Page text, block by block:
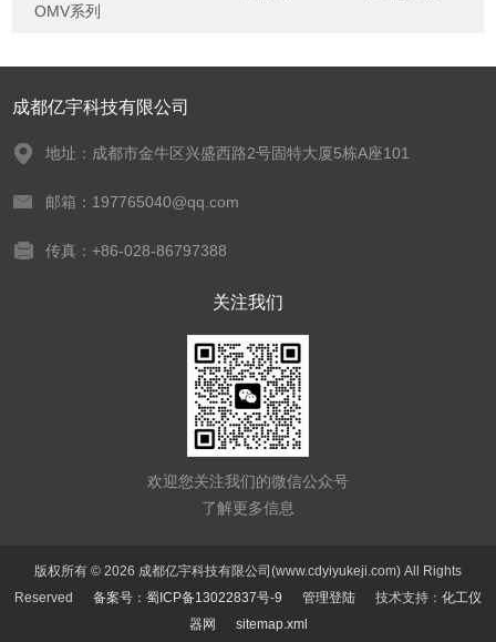
OMV系列
成都亿宇科技有限公司
地址：成都市金牛区兴盛西路2号固特大厦5栋A座101
邮箱：197765040@qq.com
传真：+86-028-86797388
关注我们
欢迎您关注我们的微信公众号
了解更多信息
版权所有 © 2026 成都亿宇科技有限公司(www.cdyiyukeji.com) All Rights
Reserved 备案号：蜀ICP备13022837号-9 管理登陆 技术支持： 化工仪
器网
sitemap.xml